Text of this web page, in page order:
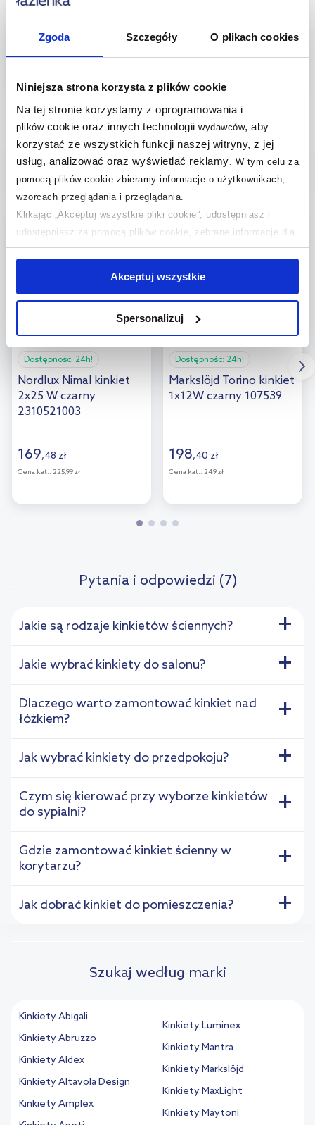
Zgoda Szczegóły O plikach cookies
Niniejsza strona korzysta z plików cookie
Na tej stronie korzystamy z oprogramowania i
plikówcookie oraz innych technologii wydawców, aby
korzystać ze wszystkich funkcji naszej witryny, z jej
usług, analizować oraz wyświetlać reklamy
W tym celu za
pomocą plików cookie zbieramy informacje o użytkownikach,
wzorcach przeglądania i przeglądania.
Klikając „Akceptuj wszystkie pliki cookie”, udostępniasz i
udostępniasz za pomocą plików cookie, zebrane informacje dla
użytkowników zewnętrznych, a także nasi partnerzy reklamowi.
jednak, że zablokowane niektóre pliki cookie mogą mieć wpływ
na sposób dostarczania treści niedostosowanych do potrzeb
Aby uzyskać więcej informacji na temat plików plików cookie,
informacji na temat plików cookie i tego, dlaczego ich przepisy,
przejdź do zakładek „Informacje o plikach cookie”.
Akceptuj wszystkie
Spersonalizuj
309,77zł
Wybrane dla Ciebie
multirabaty
Dostępność: 24h!
Nordlux Nimal kinkiet
2x25 W czarny
2310521003
169,48 zł
Cena kat.: 225,99 zł
darmowa dostawa
Dostępność: 24h!
Markslöjd Torino kinkiet
1x12W czarny 107539
198,40 zł
Cena kat.: 249 zł
Pytania i odpowiedzi (7)
Jakie są rodzaje kinkietów ściennych? +
Jakie wybrać kinkiety do salonu? +
Dlaczego warto zamontować kinkiet nad
łóżkiem?
+
Jak wybrać kinkiety do przedpokoju? +
Czym się kierować przy wyborze kinkietów
do sypialni?
+
Gdzie zamontować kinkiet ścienny w
korytarzu?
+
Jak dobrać kinkiet do pomieszczenia? +
Szukaj według marki
Kinkiety Abigali
Kinkiety Abruzzo
Kinkiety Aldex
Kinkiety Altavola Design
Kinkiety Amplex
Kinkiety Luminex
Kinkiety Mantra
Kinkiety Markslöjd
Kinkiety MaxLight
Kinkiety Maytoni